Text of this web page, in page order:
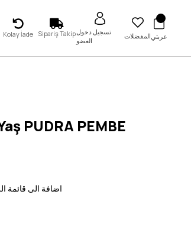
Kolay İade Sipariş Takipتسجيل دخول
العضو
المفضلاتعربتي
PUDRA PEMBE
اضافة الى قائمة